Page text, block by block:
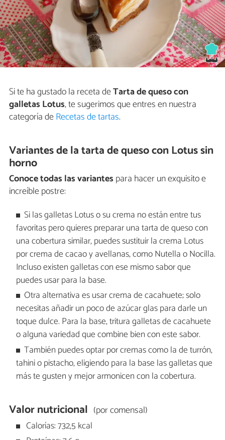
Si te ha gustado la receta deTarta de queso con
galletas Lotus, te sugerimos que entres en nuestra
categoría deRecetas de tartas.
Variantes de la tarta de queso con Lotus sin
horno
Conoce todas las variantes para hacer un exquisito e
increíble postre:
Si las galletas Lotus o su crema no están entre tus
favoritas pero quieres preparar una tarta de queso con
una cobertura similar, puedes sustituir la crema Lotus
por crema de cacao y avellanas, como Nutella o Nocilla.
Incluso existen galletas con ese mismo sabor que
puedes usar para la base.
Otra alternativa es usar crema de cacahuete; solo
necesitas añadir un poco de azúcar glas para darle un
toque dulce. Para la base, tritura galletas de cacahuete
o alguna variedad que combine bien con este sabor.
También puedes optar por cremas como la de turrón,
tahini o pistacho, eligiendo para la base las galletas que
más te gusten y mejor armonicen con la cobertura.
Valor nutricional (por comensal)
Calorías: 732,5 kcal